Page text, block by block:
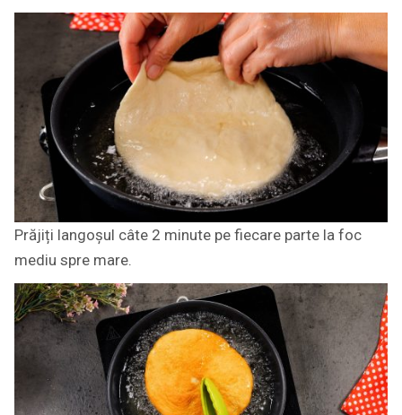
Prăjiți langoșul câte 2 minute pe fiecare parte la foc
mediu spre mare.